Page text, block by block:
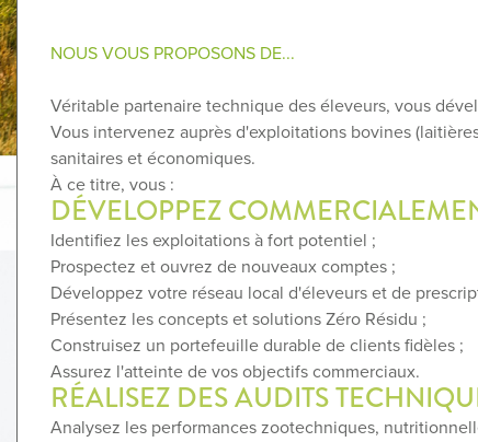
NOUS VOUS PROPOSONS DE...
Véritable partenaire technique des éleveurs, vous
Vous intervenez auprès d'exploitations bovines
sanitaires et économiques.
À ce titre, vous :
DÉVELOPPEZ
Identifiez les exploitations à fort potentiel ;
Prospectez et ouvrez de nouveaux comptes ;
Développez votre réseau local d'éleveurs et de
Présentez les concepts et solutions Zéro Résidu ;
Construisez un portefeuille durable de clients fidèles ;
Assurez l'atteinte de vos objectifs commerciaux.
RÉALISEZ DES AUDITS
Analysez les performances zootechniques,